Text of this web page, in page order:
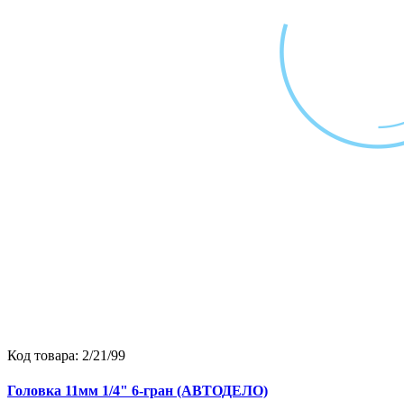
Код товара: 2/21/99
Головка 11мм 1/4" 6-гран (АВТОДЕЛО)